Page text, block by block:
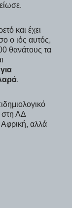
και έχει
ο ιός αυτός,
θανάτους τα
.
στη ΛΔ
αλλά